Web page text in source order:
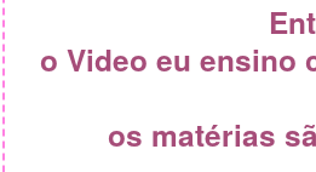
o Video eu ensino
os matérias